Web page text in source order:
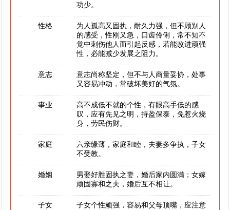
功少。
性格
为人孤高又固执，耐久力强，但不顾别人
的感受，性刚又急，口齿伶俐，常不知不
觉中刺伤他人而引起反感，若能改进顽强
性，必能减少发展之阻力。
意志
意志尚称坚定，但不与人商量妥协，处事
又容易冲动，常破坏美好的气氛。
事业
高不成低不就的个性，有眼高手低的感
叹，应有先见之明，持盈保泰，免惹火烧
身，劳民伤财。
家庭
六亲缘薄，家庭和睦，夫妻多争执，子女
不受教。
婚姻
男娶好胜固执之妻，婚后家内圆满；女嫁
顽固寡和之夫，婚后互不相让。
子女
子女个性顽强，容易和父母顶嘴，应注意